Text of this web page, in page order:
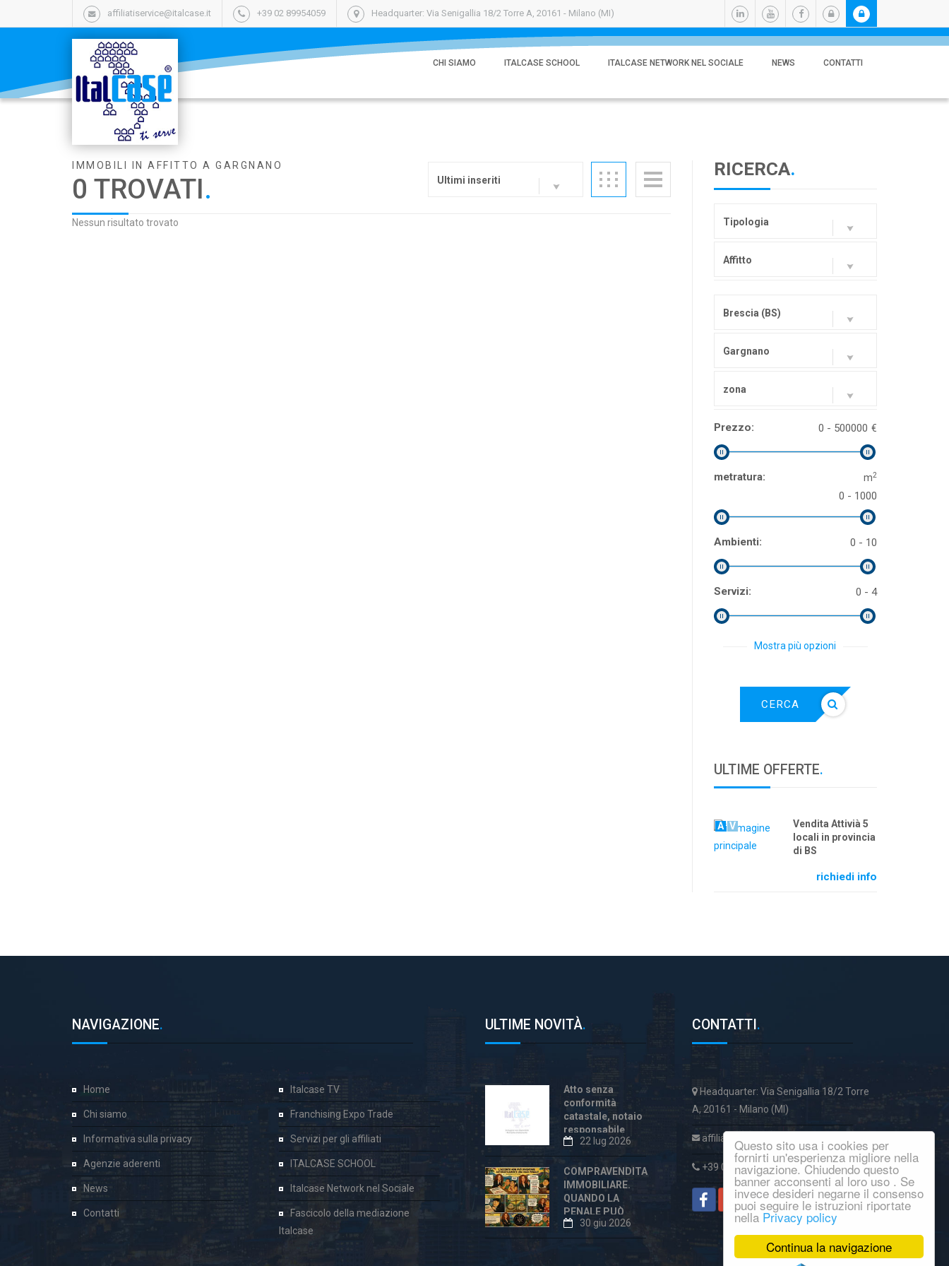
Continua la navigazione
Questo sito usa i cookies per
fornirti un'esperienza migliore nella
navigazione. Chiudendo questo
banner acconsenti al loro uso . Se
invece desideri negarne il consenso
puoi seguire le istruzioni riportate
nella Privacy policy
affiliatiservice@italcase.it +39 02 89954059 Headquarter: Via Senigallia 18/2 Torre A, 20161 - Milano (MI)
CHI SIAMO ITALCASE SCHOOL ITALCASE NETWORK NEL SOCIALE NEWS CONTATTI
IMMOBILI IN AFFITTO A GARGNANO
0 TROVATI. Ultimi inseriti
Nessun risultato trovato
RICERCA.
Tipologia
Affitto
Brescia (BS)
Gargnano
zona
Prezzo: €
0 - 500000
metratura: m2
0 - 1000
Ambienti: 0 - 10
Servizi: 0 - 4
Mostra più opzioni
CERCA
ULTIME OFFERTE.
A V
Vendita Attivià 5
locali in provincia
di BS
richiedi info
NAVIGAZIONE.
Home
Chi siamo
Informativa sulla privacy
Agenzie aderenti
News
Contatti
Italcase TV
Franchising Expo Trade
Servizi per gli affiliati
ITALCASE SCHOOL
Italcase Network nel Sociale
Fascicolo della mediazione
Italcase
ULTIME NOVITÀ.
Atto senza
conformità
catastale, notaio
responsabile
anche dopo la
«correzione»
22 lug 2026
COMPRAVENDITA
IMMOBILIARE.
QUANDO LA
PENALE PUÒ
ESSERE
ECCESSIVA E
30 giu 2026
CONTATTI .
Headquarter: Via Senigallia 18/2 Torre
A, 20161 - Milano (MI)
affiliatiservice@italcase.it
+39 02 89954059